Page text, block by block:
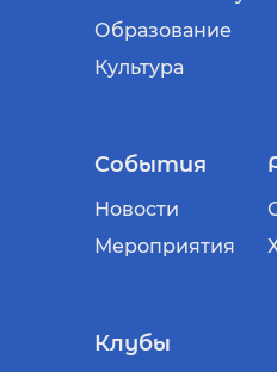
Образование
Культура
События
Новости
Мероприятия
Клубы